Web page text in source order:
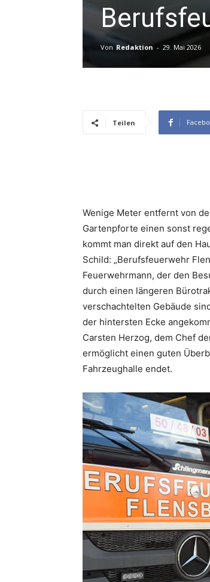
Von Redaktion - 29. Mai 2026
Teilen
Wenige Meter entfernt von
Gartenpforte einen sonst
kommt man direkt auf den
Schild: „Berufsfeuerwehr
Feuerwehrmann, der den
durch einen längeren
verschachtelten Gebäude
der hintersten Ecke
Carsten Herzog, dem Chef
ermöglicht einen guten
Fahrzeughalle endet.